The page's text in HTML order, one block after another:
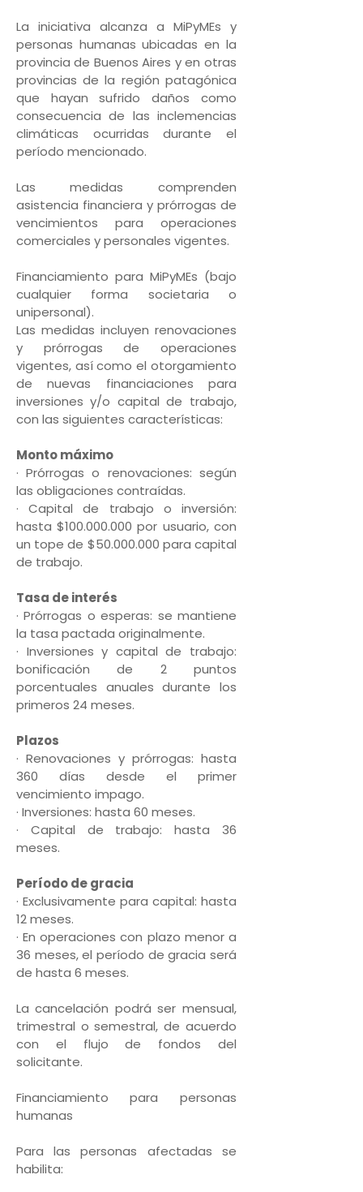
La iniciativa alcanza a MiPyMEs y
personas humanas ubicadas en la
provincia de Buenos Aires y en otras
provincias de la región patagónica
que hayan sufrido daños como
consecuencia de las inclemencias
climáticas ocurridas durante el
período mencionado.
Las medidas comprenden
asistencia financiera y prórrogas de
vencimientos para operaciones
comerciales y personales vigentes.
Financiamiento para MiPyMEs (bajo
cualquier forma societaria o
unipersonal).
Las medidas incluyen renovaciones
y prórrogas de operaciones
vigentes, así como el otorgamiento
de nuevas financiaciones para
inversiones y/o capital de trabajo,
con las siguientes características:
Monto máximo
· Prórrogas o renovaciones: según
las obligaciones contraídas.
· Capital de trabajo o inversión:
hasta $100.000.000 por usuario, con
un tope de $50.000.000 para capital
de trabajo.
Tasa de interés
· Prórrogas o esperas: se mantiene
la tasa pactada originalmente.
· Inversiones y capital de trabajo:
bonificación de 2 puntos
porcentuales anuales durante los
primeros 24 meses.
Plazos
· Renovaciones y prórrogas: hasta
360 días desde el primer
vencimiento impago.
· Inversiones: hasta 60 meses.
· Capital de trabajo: hasta 36
meses.
Período de gracia
· Exclusivamente para capital: hasta
12 meses.
· En operaciones con plazo menor a
36 meses, el período de gracia será
de hasta 6 meses.
La cancelación podrá ser mensual,
trimestral o semestral, de acuerdo
con el flujo de fondos del
solicitante.
Financiamiento para personas
humanas
Para las personas afectadas se
habilita: